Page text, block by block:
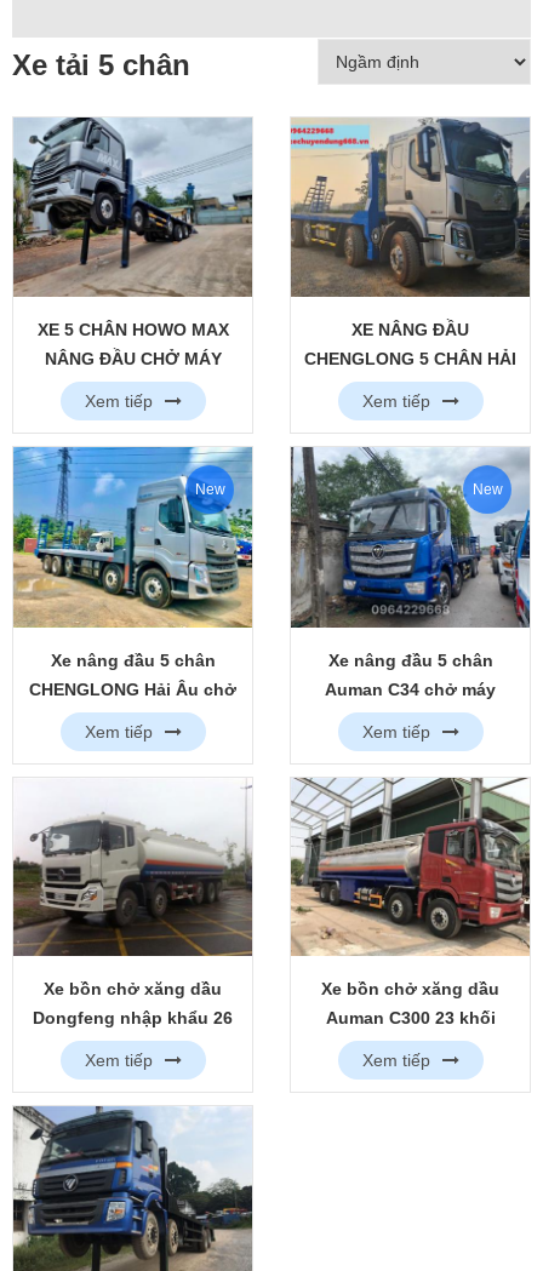
Xe tải 5 chân
XE 5 CHÂN HOWO MAX
NÂNG ĐẦU CHỞ MÁY
CÔNG TRÌNH CỠ LỚN
Xem tiếp
XE NÂNG ĐẦU
CHENGLONG 5 CHÂN HẢI
ÂU NÓC THẤP CHỞ MÁY
CÔNG TRÌNH
Xem tiếp
New
Xe nâng đầu 5 chân
CHENGLONG Hải Âu chở
máy công trình
Xem tiếp
New
Xe nâng đầu 5 chân
Auman C34 chở máy
công trình
Xem tiếp
Xe bồn chở xăng dầu
Dongfeng nhập khẩu 26
khối
Xem tiếp
Xe bồn chở xăng dầu
Auman C300 23 khối
Xem tiếp